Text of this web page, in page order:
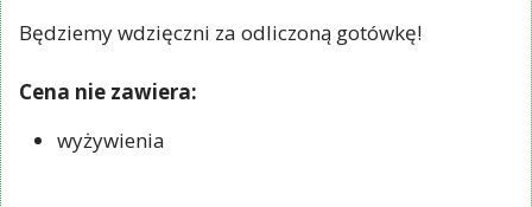
Będziemy wdzięczni za odliczoną gotówkę!
Cena nie zawiera:
wyżywienia